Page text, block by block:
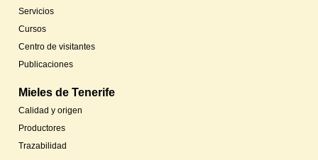
Servicios
Cursos
Centro de visitantes
Publicaciones
Mieles de Tenerife
Calidad y origen
Productores
Trazabilidad